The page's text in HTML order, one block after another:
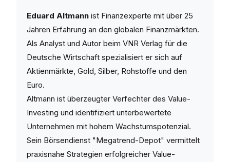
Eduard Altmann ist Finanzexperte mit über 25
Jahren Erfahrung an den globalen Finanzmärkten.
Als Analyst und Autor beim VNR Verlag für die
Deutsche Wirtschaft spezialisiert er sich auf
Aktienmärkte, Gold, Silber, Rohstoffe und den
Euro.
Altmann ist überzeugter Verfechter des Value-
Investing und identifiziert unterbewertete
Unternehmen mit hohem Wachstumspotenzial.
Sein Börsendienst "Megatrend-Depot" vermittelt
praxisnahe Strategien erfolgreicher Value-